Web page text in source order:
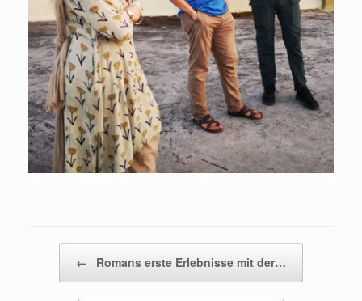
← Romans erste Erlebnisse mit der…